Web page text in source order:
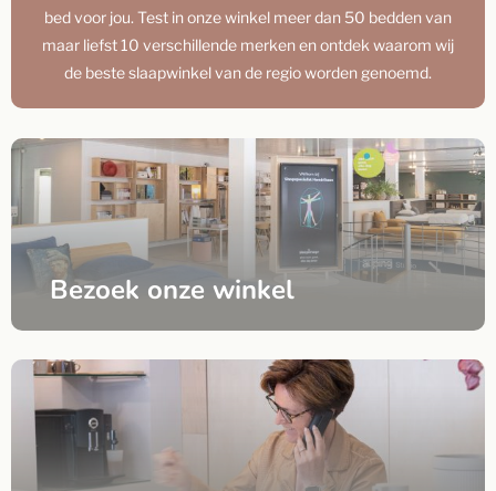
bed voor jou. Test in onze winkel meer dan 50 bedden van
maar liefst 10 verschillende merken en ontdek waarom wij
de beste slaapwinkel van de regio worden genoemd.
Bezoek onze winkel